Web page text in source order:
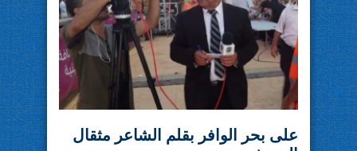
على بحر الوافر بقلم الشاعر مثقال